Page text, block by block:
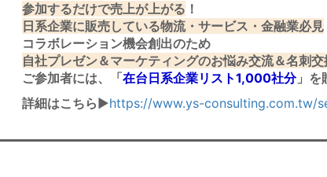
参加するだけで売上が上がる ！
日系企業に販売している物流・サービス・金融業必見
コラボレーション機会創出のため
自社プレゼン＆マーケティングのお悩み交流＆名刺
ご参加者には、「在台日系企業リスト1,000社分」を
詳細はこちら ▶https://www.ys-consulting.com.tw/